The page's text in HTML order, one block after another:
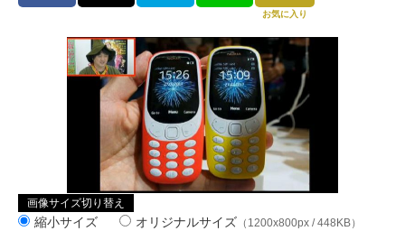
お気に入り
画像サイズ切り替え
縮小サイズ オリジナルサイズ （1200x800px / 448KB）